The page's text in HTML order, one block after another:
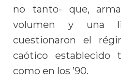
no tanto- que,
volumen y una
cuestionaron el
caótico establecido
como en los ’90.